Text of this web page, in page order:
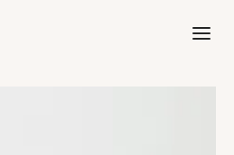
Aller à l'accueil de Crédit Municipal